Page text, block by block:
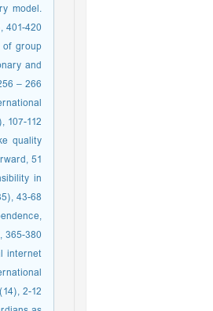
model.
420.‏
of group
and
– 266.
112.‏
quality
51.
in
43-68.‏
380.‏
internet
2-12.